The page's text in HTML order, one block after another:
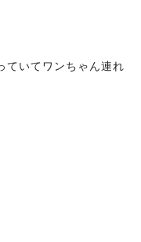
ていてワンちゃん連れ